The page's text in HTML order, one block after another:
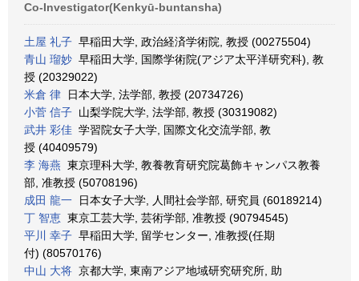
Co-Investigator(Kenkyū-buntansha)
土屋 礼子 早稲田大学, 政治経済学術院, 教授 (00275504)
青山 瑠妙 早稲田大学, 国際学術院(アジア太平洋研究科), 教
授 (20329022)
米倉 律 日本大学, 法学部, 教授 (20734726)
小菅 信子 山梨学院大学, 法学部, 教授 (30319082)
武井 彩佳 学習院女子大学, 国際文化交流学部, 教
授 (40409579)
李 海燕 東京理科大学, 教養教育研究院葛飾キャンパス教養
部, 准教授 (50708196)
成田 龍一 日本女子大学, 人間社会学部, 研究員 (60189214)
丁 智恵 東京工芸大学, 芸術学部, 准教授 (90794545)
平川 幸子 早稲田大学, 留学センター, 准教授(任期
付) (80570176)
中山 大将 京都大学, 東南アジア地域研究研究所, 助